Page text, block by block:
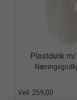
Plastdunk
Veil. 259,00